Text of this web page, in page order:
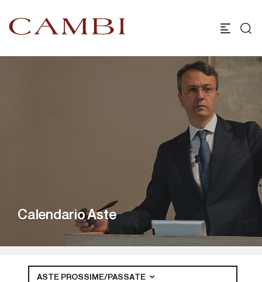
Calendario Aste
ASTE PROSSIME/PASSATE